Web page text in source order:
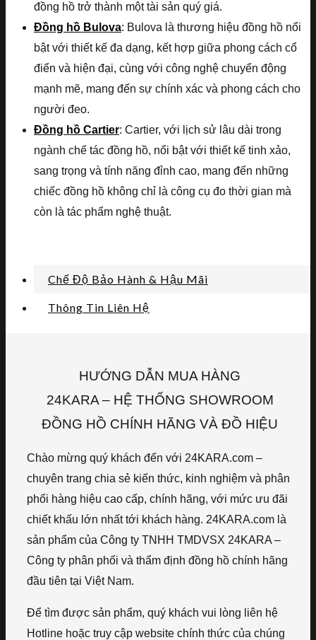
đồng hồ trở thành một tài sản quý giá.
Đồng hồ Bulova: Bulova là thương hiệu đồng hồ nổi
bật với thiết kế đa dạng, kết hợp giữa phong cách cổ
điển và hiện đại, cùng với công nghệ chuyển động
mạnh mẽ, mang đến sự chính xác và phong cách cho
người đeo.
Đồng hồ Cartier: Cartier, với lịch sử lâu dài trong
ngành chế tác đồng hồ, nổi bật với thiết kế tinh xảo,
sang trọng và tính năng đỉnh cao, mang đến những
chiếc đồng hồ không chỉ là công cụ đo thời gian mà
còn là tác phẩm nghệ thuật.
Chế Độ Bảo Hành & Hậu Mãi
Thông Tin Liên Hệ
HƯỚNG DẪN MUA HÀNG
24KARA – HỆ THỐNG SHOWROOM
ĐỒNG HỒ CHÍNH HÃNG VÀ ĐỒ HIỆU
Chào mừng quý khách đến với 24KARA.com –
chuyên trang chia sẻ kiến thức, kinh nghiệm và phân
phối hàng hiệu cao cấp, chính hãng, với mức ưu đãi
chiết khấu lớn nhất tới khách hàng. 24KARA.com là
sản phẩm của Công ty TNHH TMDVSX 24KARA –
Công ty phân phối và thẩm định đồng hồ chính hãng
đầu tiên tại Việt Nam.
Để tìm được sản phẩm, quý khách vui lòng liên hệ
Hotline hoặc truy cập website chính thức của chúng